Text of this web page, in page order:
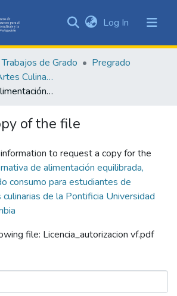
&
Collections
All of DSpace
Statistics
Log In (current)
de Grado
Pregrado
Gastronomía y Artes Culinarias
Alternativa de alimentación equilibrada, asequible y de rápido consumo para estudiantes de gastronomía y artes culinarias de la Pontificia Universidad Javeriana Cali, Colombia
of the file
to request a copy for the
de alimentación equilibrada,
consumo para estudiantes de
de la Pontificia Universidad
file: Licencia_autorizacion vf.pdf